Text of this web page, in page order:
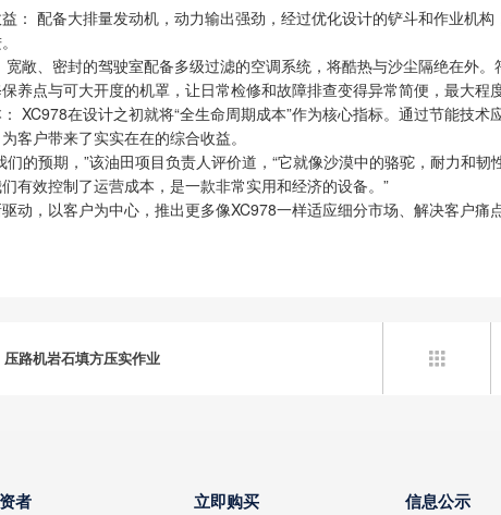
： 配备大排量发动机，动力输出强劲，经过优化设计的铲斗和作业机
敞、密封的驾驶室配备多级过滤的空调系统，将酷热与沙尘隔绝在外
养点与可大开度的机罩，让日常检修和故障排查变得异常简便，最大程
XC978在设计之初就将“全生命周期成本”作为核心指标。通过节能技
客户带来了实实在在的综合收益。
们的预期，”该油田项目负责人评价道，“它就像沙漠中的骆驼，耐力和
有效控制了运营成本，是一款非常实用和经济的设备。”
动，以客户为中心，推出更多像XC978一样适应细分市场、解决客户
路机岩石填方压实作业 
者 立即购买 信息公示